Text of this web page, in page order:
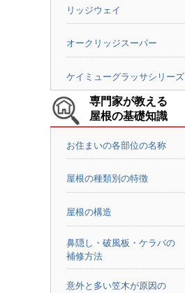
リッジウェイ
オークリッジスーパー
ケイミューグラッサシリーズ
専門家が教える
屋根の基礎知識
お住まいの各部位の名称
屋根の種類別の特徴
屋根の構造
鼻隠し・破風板・ケラバの
補修方法
意外と多い笠木が原因の